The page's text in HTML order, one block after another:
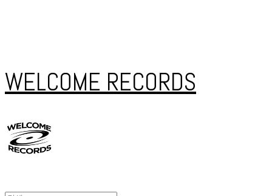
WELCOME RECORDS